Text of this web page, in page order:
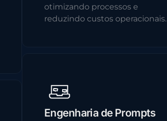
otimizando processos e
reduzindo custos operacionais.
Engenharia de Prompts